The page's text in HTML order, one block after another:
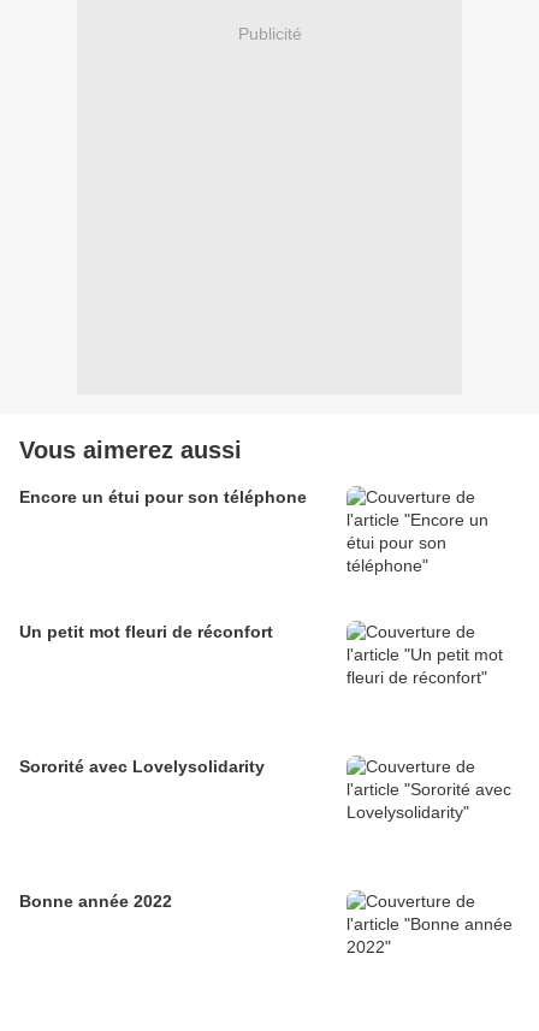
Publicité
Vous aimerez aussi
Encore un étui pour son téléphone
Un petit mot fleuri de réconfort
Sororité avec Lovelysolidarity
Bonne année 2022